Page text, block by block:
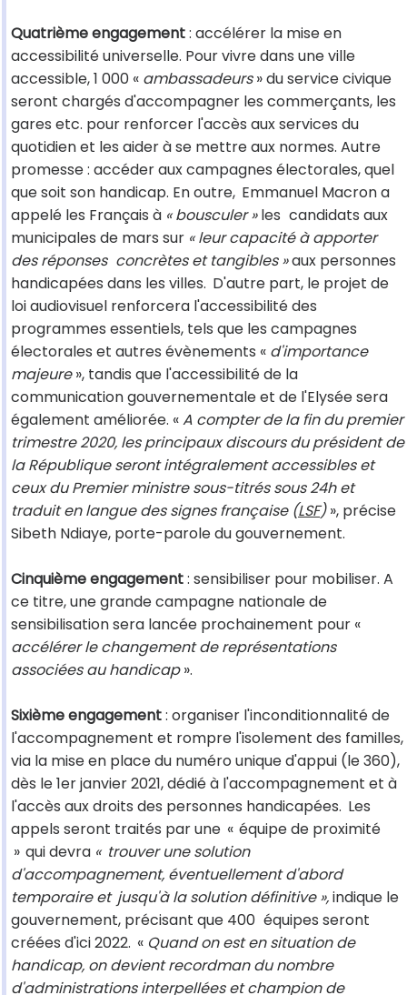
Quatrième engagement: accélérer la mise en
accessibilité universelle. Pour vivre dans une ville
accessible, 1 000 « ambassadeurs» du service civique
seront chargés d'accompagner les commerçants, les
gares etc. pour renforcer l'accès aux services du
quotidien et les aider à se mettre aux normes. Autre
promesse : accéder aux campagnes électorales, quel
que soit son handicap. En outre, Emmanuel Macron a
appelé les Français à « bousculer »les candidats aux
municipales de mars sur « leur capacité à apporter
des réponses concrètes et tangibles »aux personnes
handicapées dans les villes. D'autre part, le projet de
loi audiovisuel renforcera l'accessibilité des
programmes essentiels, tels que les campagnes
électorales et autres évènements « d'importance
majeure», tandis que l'accessibilité de la
communication gouvernementale et de l'Elysée sera
également améliorée. «A compter de la fin du premier
trimestre 2020, les principaux discours du président de
la République seront intégralement accessibles et
ceux du Premier ministre sous-titrés sous 24h et
traduit en langue des signes française (LSF)», précise
Sibeth Ndiaye, porte-parole du gouvernement.
Cinquième engagement: sensibiliser pour mobiliser. A
ce titre, une grande campagne nationale de
sensibilisation sera lancée prochainement pour «
accélérer le changement de représentations
associées au handicap».
Sixième engagement: organiser l'inconditionnalité de
l'accompagnement et rompre l'isolement des familles,
via la mise en place du numéro unique d'appui (le 360),
dès le 1er janvier 2021, dédié à l'accompagnement et à
l'accès aux droits des personnes handicapées. Les
appels seront traités par une « équipe de proximité
» qui devra « trouver une solution
d'accompagnement, éventuellement d'abord
temporaire et jusqu'à la solution définitive »,indique le
gouvernement, précisant que 400 équipes seront
créées d'ici 2022. « Quand on est en situation de
handicap, on devient recordman du nombre
d'administrations interpellées et champion de